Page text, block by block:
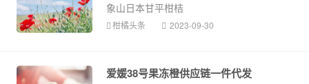
象山日本甘平柑桔
柑橘头条 2023-09-30
爱媛38号果冻橙供应链一件代发